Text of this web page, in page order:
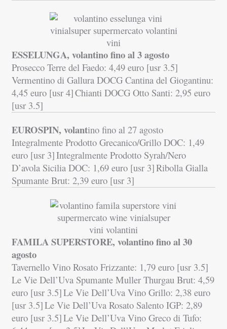
ESSELUNGA, volantino fino al 3 agosto
Prosecco Terre del Faedo: 4,49 euro [usr 3.5]
Vermentino di Gallura DOCG Cantina del Giogantinu:
4,45 euro [usr 4]Chianti DOCG Otto Santi: 2,95 euro
[usr 3.5]
EUROSPIN, volantino fino al 27 agosto
Integralmente Prodotto Grecanico/Grillo DOC: 1,49
euro [usr 3]Integralmente Prodotto Syrah/Nero
D’avola Sicilia DOC: 1,69 euro [usr 3]Ribolla Gialla
Spumante Brut: 2,39 euro [usr 3]
FAMILA SUPERSTORE, volantino fino al 30
agosto
Tavernello Vino Rosato Frizzante: 1,79 euro [usr 3.5]
Le Vie Dell’Uva Spumante Muller Thurgau Brut: 4,59
euro [usr 3.5]Le Vie Dell’Uva Vino Grillo: 2,38 euro
[usr 3.5]Le Vie Dell’Uva Rosato Salento IGP: 2,89
euro [usr 3.5]Le Vie Dell’Uva Vino Greco di Tufo: